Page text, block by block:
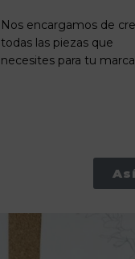
Nos encargamos de
todas las piezas que
necesites para tu